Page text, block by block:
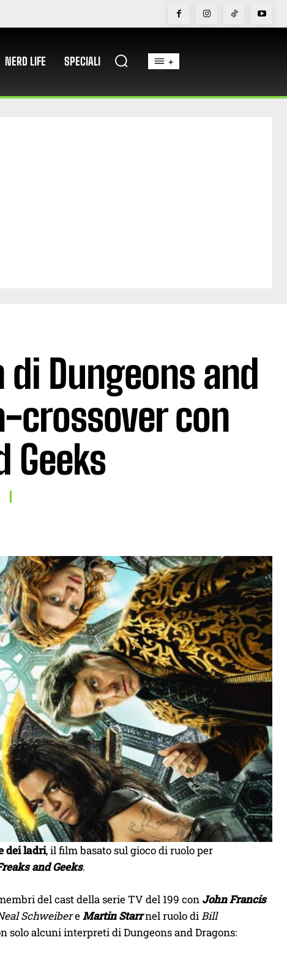
NERD LIFE SPECIALI +
Dungeons and
crossover con
Geeks
dei ladri, il film basato sul gioco di ruolo per
and Geeks.
del cast della serie TV del 199 con John Francis
SchweibereMartin Starrnel ruolo diBill
solo alcuni interpreti di Dungeons and Dragons: